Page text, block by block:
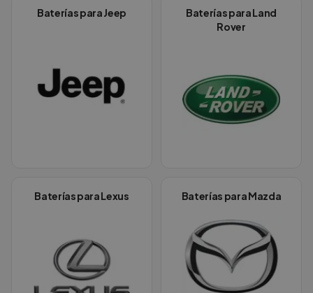
Baterías paraJeep Baterías paraLand
Rover
Baterías paraLexus Baterías paraMazda